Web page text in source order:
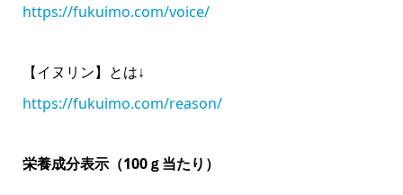
https://fukuimo.com/voice/
【イヌリン】とは↓
https://fukuimo.com/reason/
栄養成分表示（100ｇ当たり）